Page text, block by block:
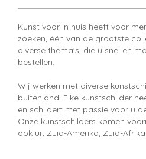
Kunst voor in huis heeft voor
zoeken, één van de grootste
diverse thema's, die u snel en
bestellen.
Wij werken met diverse
buitenland. Elke kunstschilder
en schildert met passie voor u
Onze kunstschilders komen
ook uit Zuid-Amerika, Zuid-Afrika